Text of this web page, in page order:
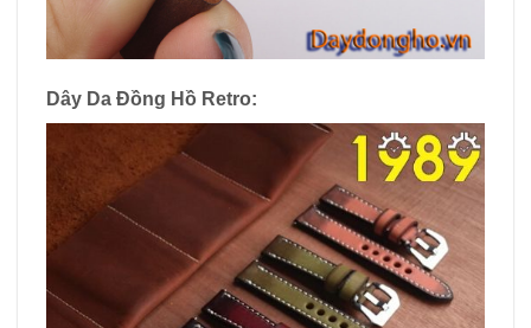
Dây Da Đồng Hồ Retro: